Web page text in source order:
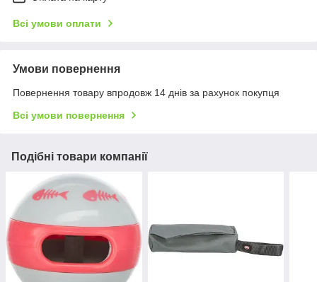
Всі умови оплати
Умови повернення
Повернення товару впродовж 14 днів за рахунок покупця
Всі умови повернення
Подібні товари компанії